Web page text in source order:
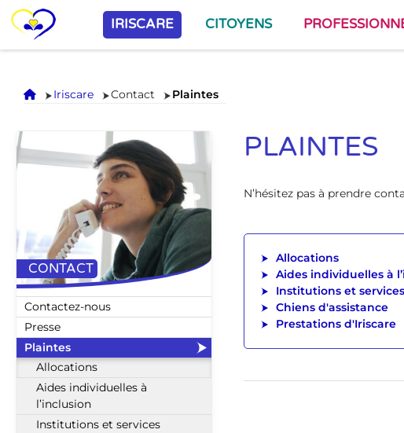
IRISCARE CITOYENS
AccueilIriscare Contact Plaintes
CONTACT
Contactez-nous
Presse
Plaintes
Allocations
Aides individuelles à
l’inclusion
Institutions et services
PLAINTES
N’hésitez pas à prendre
Allocations
Aides individuelles à
Institutions et
Chiens d'assistance
Prestations d'Iriscare